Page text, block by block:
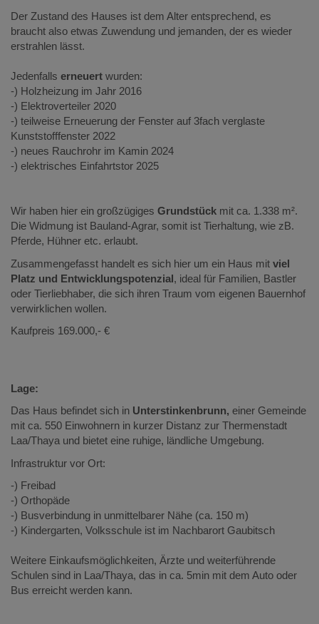
Der Zustand des Hauses ist dem Alter entsprechend, es
braucht also etwas Zuwendung und jemanden, der es wieder
erstrahlen lässt.
Jedenfalls erneuert wurden:
-) Holzheizung im Jahr 2016
-) Elektroverteiler 2020
-) teilweise Erneuerung der Fenster auf 3fach verglaste
Kunststofffenster 2022
-) neues Rauchrohr im Kamin 2024
-) elektrisches Einfahrtstor 2025
Wir haben hier ein großzügiges Grundstück mit ca. 1.338 m².
Die Widmung ist Bauland-Agrar, somit ist Tierhaltung, wie zB.
Pferde, Hühner etc. erlaubt.
Zusammengefasst handelt es sich hier um ein Haus mit viel
Platz und Entwicklungspotenzial, ideal für Familien, Bastler
oder Tierliebhaber, die sich ihren Traum vom eigenen Bauernhof
verwirklichen wollen.
Kaufpreis 169.000,- €
Lage:
Das Haus befindet sich in Unterstinkenbrunn, einer Gemeinde
mit ca. 550 Einwohnern in kurzer Distanz zur Thermenstadt
Laa/Thaya und bietet eine ruhige, ländliche Umgebung.
Infrastruktur vor Ort:
-) Freibad
-) Orthopäde
-) Busverbindung in unmittelbarer Nähe (ca. 150 m)
-) Kindergarten, Volksschule ist im Nachbarort Gaubitsch
Weitere Einkaufsmöglichkeiten, Ärzte und weiterführende
Schulen sind in Laa/Thaya, das in ca. 5min mit dem Auto oder
Bus erreicht werden kann.